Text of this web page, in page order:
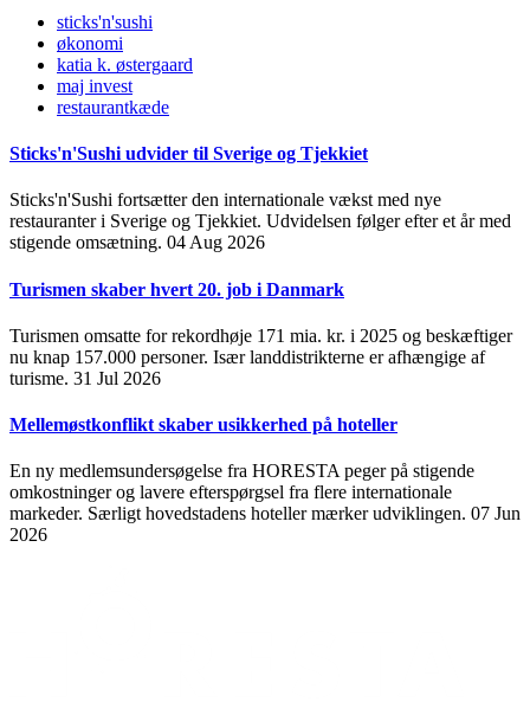
sticks'n'sushi
økonomi
katia k. østergaard
maj invest
restaurantkæde
Sticks'n'Sushi udvider til Sverige og Tjekkiet
Sticks'n'Sushi fortsætter den internationale vækst med nye
restauranter i Sverige og Tjekkiet. Udvidelsen følger efter et år med
stigende omsætning. 04 Aug 2026
Turismen skaber hvert 20. job i Danmark
Turismen omsatte for rekordhøje 171 mia. kr. i 2025 og beskæftiger
nu knap 157.000 personer. Især landdistrikterne er afhængige af
turisme. 31 Jul 2026
Mellemøstkonflikt skaber usikkerhed på hoteller
En ny medlemsundersøgelse fra HORESTA peger på stigende
omkostninger og lavere efterspørgsel fra flere internationale
markeder. Særligt hovedstadens hoteller mærker udviklingen. 07 Jun
2026